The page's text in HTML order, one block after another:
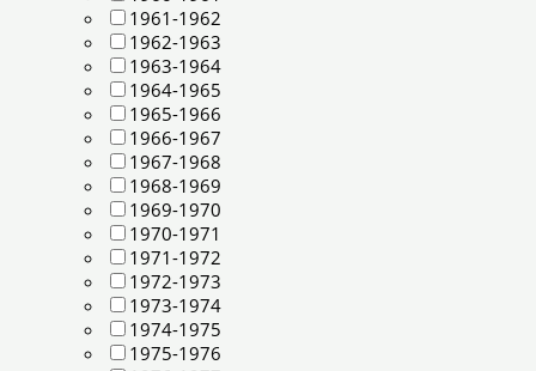
1961-1962
1962-1963
1963-1964
1964-1965
1965-1966
1966-1967
1967-1968
1968-1969
1969-1970
1970-1971
1971-1972
1972-1973
1973-1974
1974-1975
1975-1976